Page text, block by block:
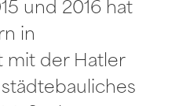
und 2016 hat
in
mit der Hatler